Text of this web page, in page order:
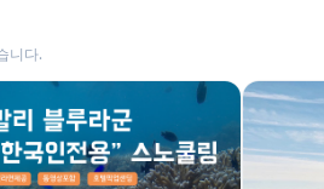
니다.